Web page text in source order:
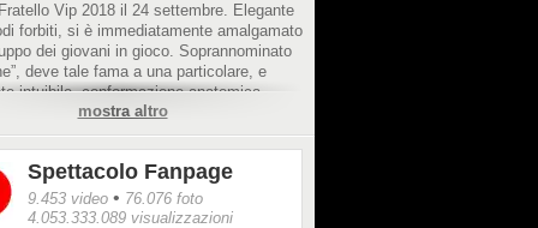
Vip 2018 il 24 settembre. Elegante
forbiti, si è immediatamente amalgamato
dei giovani in gioco. Soprannominato
deve tale fama a una particolare, e
intuibile, conformazione anatomica.
mostra altro
Spettacolo Fanpage
9.453 video • 76.076 foto
4.053.333.089 visualizzazioni